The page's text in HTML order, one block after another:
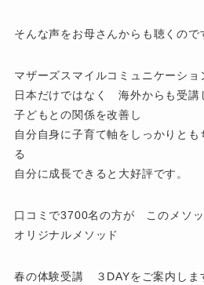
そんな声をお母さんからも聴くので
マザーズスマイルコミュニケーショ
日本だけではなく 海外からも受講
子どもとの関係を改善し
自分自身に子育て軸をしっかりと
る
自分に成長できると大好評です。
口コミで3700名の方が このメソッ
オリジナルメソッド
春の体験受講 ３DAYをご案内しま